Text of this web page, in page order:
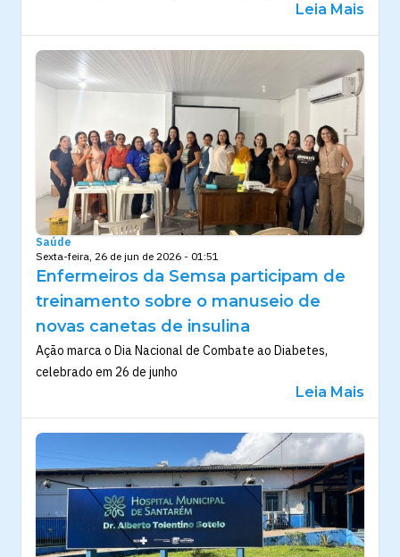
Leia Mais
Saúde
Sexta-feira, 26 de jun de 2026 - 01:51
Enfermeiros da Semsa participam de
treinamento sobre o manuseio de
novas canetas de insulina
Ação marca o Dia Nacional de Combate ao Diabetes,
celebrado em 26 de junho
Leia Mais